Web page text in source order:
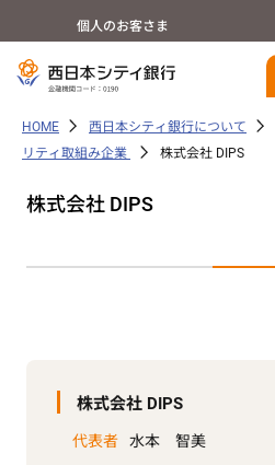
個人のお客さま
HOME 西日本シティ銀行について
リティ取組み企業
株式会社 DIPS
株式会社 DIPS
株式会社 DIPS
代表者 水本 智美